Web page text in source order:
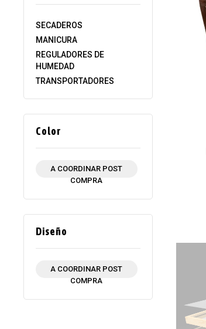
SECADEROS
MANICURA
REGULADORES DE
HUMEDAD
TRANSPORTADORES
Color
A COORDINAR POST
COMPRA
Diseño
A COORDINAR POST
COMPRA